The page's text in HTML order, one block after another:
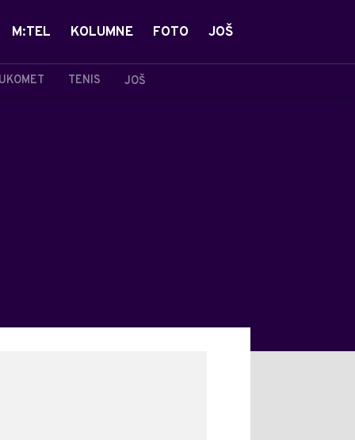
TENIS JOŠ
M:TEL KOLUMNE FOTO JOŠ